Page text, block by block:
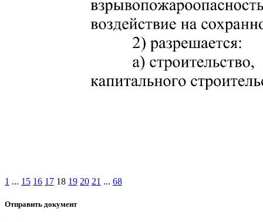
1 ... 15 16 17 18 19 20 21 ... 68
Отправить документ